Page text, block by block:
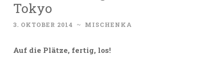
Tokyo
3. OKTOBER 2014 ~ MISCHENKA
Auf die Plätze, fertig, los!